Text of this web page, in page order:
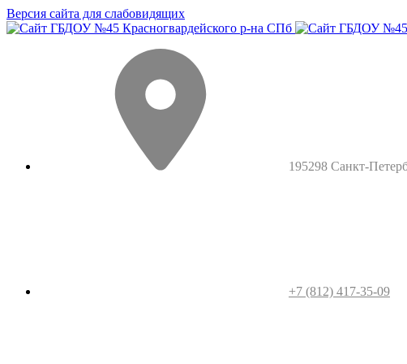
Версия сайта для слабовидящих
195298 Санкт-
+7 (812) 417-35-09